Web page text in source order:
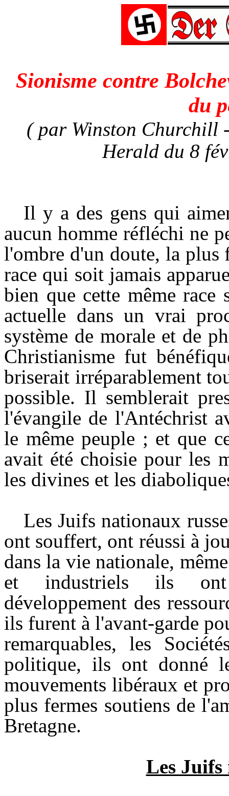
Sionisme contre
du
( par Winston Churchill
Herald du 8
Il y a des gens qui
aucun homme réfléchi ne
l'ombre d'un doute, la plus
race qui soit jamais
bien que cette même race
actuelle dans un vrai
système de morale et de
Christianisme fut
briserait irréparablement
possible. Il semblerait
l'évangile de l'Antéchrist
le même peuple ; et que
avait été choisie pour les
les divines et les
Les Juifs nationaux
ont souffert, ont réussi à
dans la vie nationale,
et industriels ils ont
développement des
ils furent à l'avant-garde
remarquables, les
politique, ils ont donné
mouvements libéraux et
plus fermes soutiens de
Bretagne.
Les